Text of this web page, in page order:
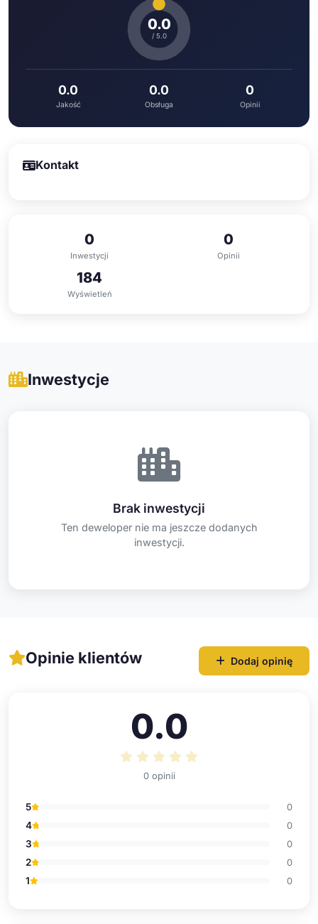
0.0
/ 5.0
0.0
Jakość
0.0
Obsługa
0
Opinii
Kontakt
0
Inwestycji
0
Opinii
184
Wyświetleń
Inwestycje
Brak inwestycji
Ten deweloper nie ma jeszcze dodanych
inwestycji.
Opinie klientów Dodaj opinię
0.0
0 opinii
5 0
4 0
3 0
2 0
1 0